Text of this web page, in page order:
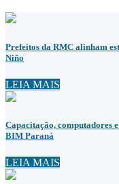
Prefeitos da RMC alinham
Niño
LEIA MAIS
Capacitação, computadores
BIM Paraná
LEIA MAIS